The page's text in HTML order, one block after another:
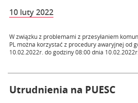
10 luty 2022
W związku z problemami z przesyłaniem
PL można korzystać z procedury awaryjnej od
10.02.2022r. do godziny 08:00 dnia
Utrudnienia na PUESC